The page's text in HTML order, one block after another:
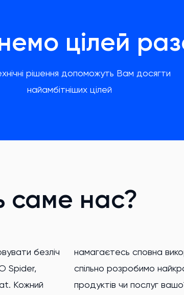
цілей
рішення допоможуть Вам досягти
найамбітніших цілей
саме нас?
безліч
Spider,
Кожний
ми
Наш